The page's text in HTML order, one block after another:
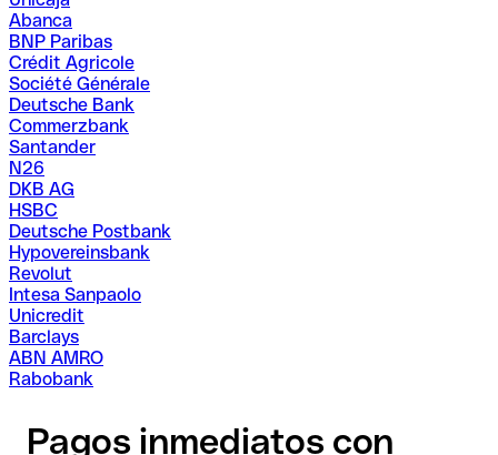
Abanca
BNP Paribas
Crédit Agricole
Société Générale
Deutsche Bank
Commerzbank
Santander
N26
DKB AG
HSBC
Deutsche Postbank
Hypovereinsbank
Revolut
Intesa Sanpaolo
Unicredit
Barclays
ABN AMRO
Rabobank
Pagos inmediatos con